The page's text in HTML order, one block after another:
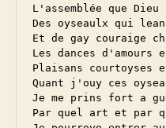
L'assemblée que Dieu
Des oyseaulx qui
Et de gay couraige
Les dances d'amours
Plaisans courtoyses
Quant j'ouy ces
Je me prins fort a
Par quel art et par